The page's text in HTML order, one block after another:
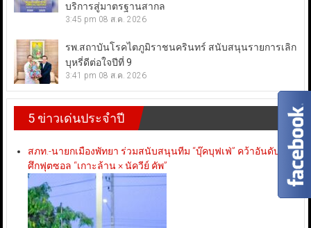
บริการสู่มาตรฐานสากล
3:45 pm 08 ส.ค. 2026
รพ.สถาบันโรคไตภูมิราชนครินทร์ สนับสนุนรายการเลิก
บุหรี่ดีต่อใจปีที่ 9
3:41 pm 08 ส.ค. 2026
5 ข่าวเด่นประจำปี
สภท.-นายกเมืองพัทยา ร่วมสนับสนุนทีม “บุ๊คบุฟเฟ่” คว้าอันดับ 3
ศึกฟุตซอล “เกาะล้าน × นัควีย์ คัพ”